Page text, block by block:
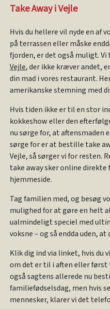
Take Away i Vejle
Hvis du hellere vil nyde en af
på terrassen eller måske
fjorden, er det også muligt.
Vejle, der ikke kræver andet,
din mad i vores restaurant.
amerikanske stemning med
Hvis tiden ikke er til en stor
kokkeshow eller den
nu sørge for, at aftensmaden
sørge for er at bestille take
Vejle, så sørger vi for resten.
take away sker online direkte
hjemmeside.
Tag familien med, og besøg
mulighed for at gøre en helt
ualmindeligt speciel med
voksne – og så endda uden,
Klik dig ind via linket, hvis du
om det er til i aften eller først
også sagtens allerede nu
familiefødselsdag, men hvis
mennesker, klarer vi det